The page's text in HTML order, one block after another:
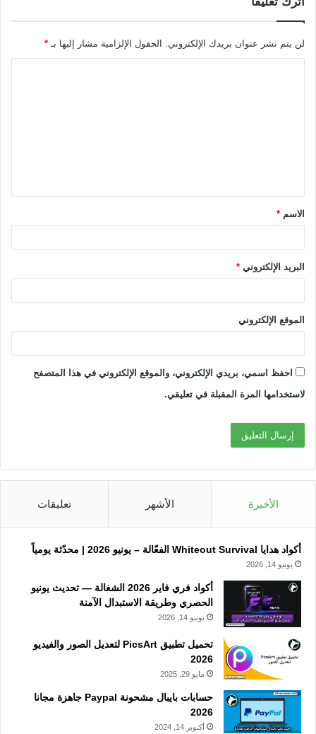
لن يتم نشر عنوان بريدك الإلكتروني. الحقول الإلزامية مشار إليها بـ *
ق
*الاسم *
البريد الإلكتروني *
الموقع الإلكتروني
احفظ اسمي، بريدي الإلكتروني، والموقع الإلكتروني في هذا المتصفح
لاستخدامها المرة المقبلة في تعليقي.
الأخيرة الأشهر تعليقات
أكواد هدايا Whiteout Survival الفعّالة – يونيو 2026 | محدّثة يومياً
يونيو 14, 2026
أكواد فري فاير 2026 الشغالة — تحديث يونيو
الحصري وطريقة الاستبدال الآمنة
يونيو 14, 2026
تحميل تطبيق PicsArt لتعديل الصور والفيديو
2026
مايو 29, 2025
حسابات بايبال مشحونة Paypal جاهزة مجانا
2026
أكتوبر 14, 2024